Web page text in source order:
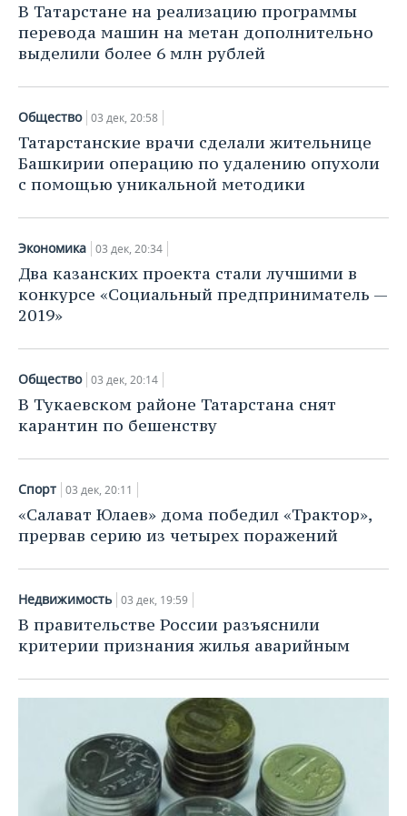
В Татарстане на реализацию программы
перевода машин на метан дополнительно
выделили более 6 млн рублей
Общество 03 дек, 20:58
Татарстанские врачи сделали жительнице
Башкирии операцию по удалению опухоли
с помощью уникальной методики
Экономика 03 дек, 20:34
Два казанских проекта стали лучшими в
конкурсе «Социальный предприниматель —
2019»
Общество 03 дек, 20:14
В Тукаевском районе Татарстана снят
карантин по бешенству
Спорт 03 дек, 20:11
«Салават Юлаев» дома победил «Трактор»,
прервав серию из четырех поражений
Недвижимость 03 дек, 19:59
В правительстве России разъяснили
критерии признания жилья аварийным